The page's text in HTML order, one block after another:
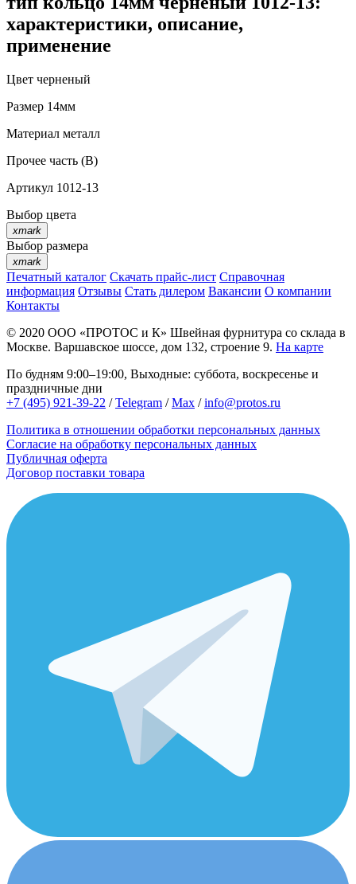
характеристики, описание,
применение
Цвет черненый
Размер 14мм
Материал металл
Прочее часть (В)
Артикул 1012-13
Выбор цвета
xmark
Выбор размера
xmark
Печатный каталог Скачать прайс-лист Справочная
информация Отзывы Стать дилером Вакансии О компании
Контакты
© 2020 ООО «ПРОТОС и К» Швейная фурнитура со склада в
Москве. Варшавское шоссе, дом 132, строение 9. На карте
По будням 9:00–19:00, Выходные: суббота, воскресенье и
праздничные дни
+7 (495) 921-39-22 /Telegram /Max /info@protos.ru
Политика в отношении обработки персональных данных
Согласие на обработку персональных данных
Публичная оферта
Договор поставки товара